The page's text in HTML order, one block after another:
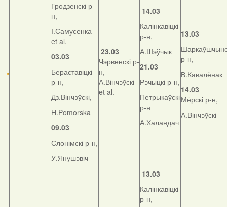
Гродзенскі р-
н,
І.Самусенка
et al.
03.03
Бераставіцкі
р-н,
Дз.Вінчэўскі,
H.Pomorska
09.03
Слонімскі р-н,
У.Янушэвіч
23.03
Чэрвенскі р-
н,
А.Вінчэўскі
et al.
14.03
Калінкавіцкі
р-н,
А.Шэўчык
21.03
Рэчыцкі р-н,
Петрыкаўскі
р-н
А.Халандач
13.03
р-н,
В.Кавалёнак
14.03
Мёрскі р-н,
А.Вінчэўскі
13.03
Калінкавіцкі
р-н,